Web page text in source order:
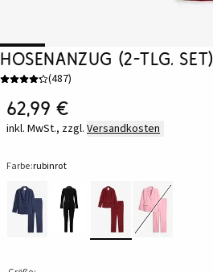
Hosenanzug (2-tlg. Set)
(487)
62,99 €
inkl. MwSt., zzgl. Versandkosten
Farbe:rubinrot